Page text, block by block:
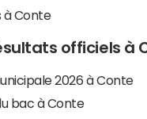
à Conte
officiels à
2026 à Conte
bac à Conte